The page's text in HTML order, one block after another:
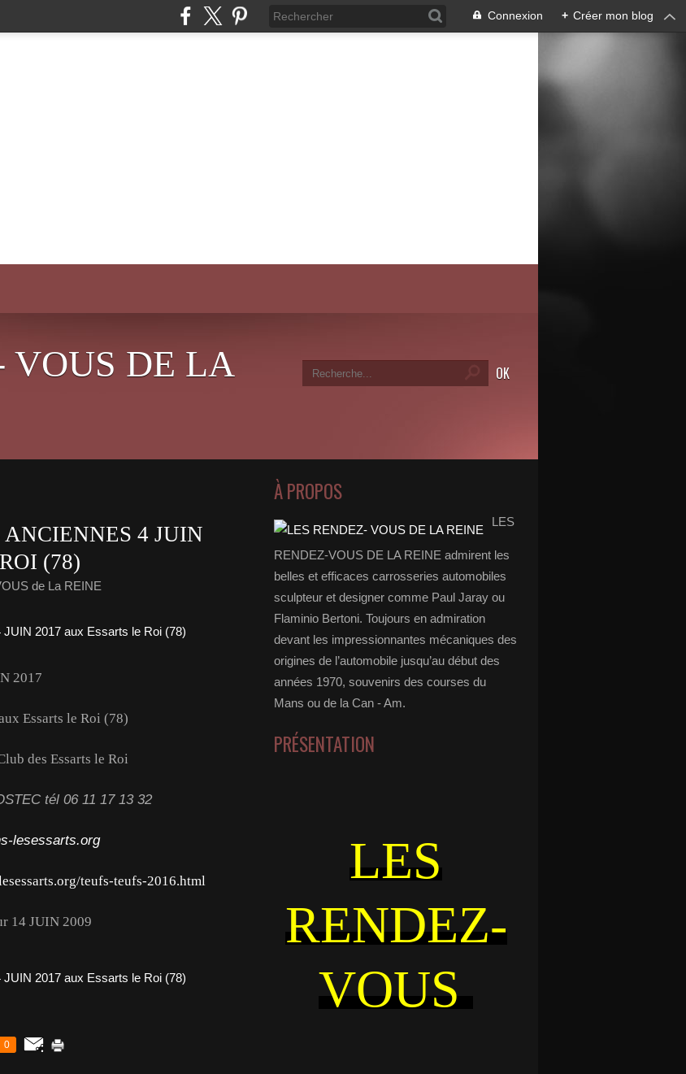
Connexion + Créer mon blog
VOUS DE LA
4 JUIN
(78)
de La REINE
2017
Essarts le Roi (78)
des Essarts le Roi
tél 06 11 17 13 32
lesessarts.org
teufs-teufs-2016.html
14 JUIN 2009
0
À PROPOS
LES
RENDEZ-VOUS DE LA REINE admirent les
belles et efficaces carrosseries automobiles
sculpteur et designer comme Paul Jaray ou
Flaminio Bertoni. Toujours en admiration
devant les impressionnantes mécaniques des
origines de l’automobile jusqu’au début des
années 1970, souvenirs des courses du
Mans ou de la Can - Am.
PRÉSENTATION
LES
RENDEZ-
VOUS